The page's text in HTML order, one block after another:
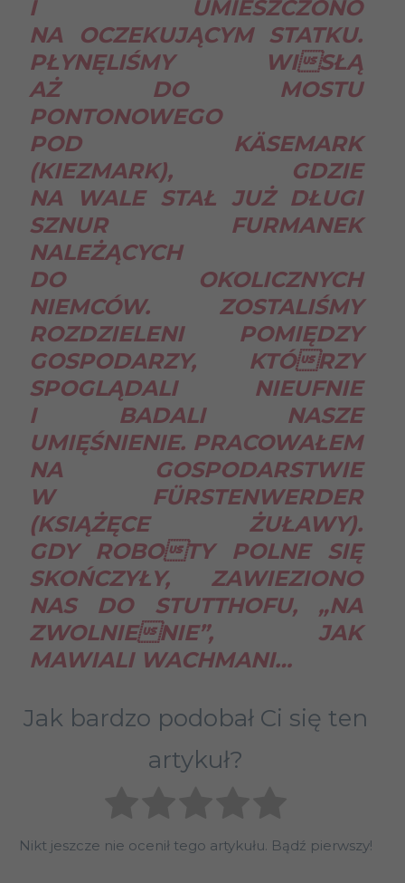
I UMIESZCZONO
NA OCZEKUJĄCYM STATKU.
PŁYNĘLIŚMY WISŁĄ
AŻ DO MOSTU
PONTONOWEGO
POD KÄSEMARK
(KIEZMARK), GDZIE
NA WALE STAŁ JUŻ DŁUGI
SZNUR FURMANEK
NALEŻĄCYCH
DO OKOLICZNYCH
NIEMCÓW. ZOSTALIŚMY
ROZDZIELENI POMIĘDZY
GOSPODARZY, KTÓRZY
SPOGLĄDALI NIEUFNIE
I BADALI NASZE
UMIĘŚNIENIE. PRACOWAŁEM
NA GOSPODARSTWIE
W FÜRSTENWERDER
(KSIĄŻĘCE ŻUŁAWY).
GDY ROBOTY POLNE SIĘ
SKOŃCZYŁY, ZAWIEZIONO
NAS DO STUTTHOFU, „NA
ZWOLNIENIE”, JAK
MAWIALI WACHMANI…
Jak bardzo podobał Ci się ten
artykuł?
Nikt jeszcze nie ocenił tego artykułu. Bądź pierwszy!